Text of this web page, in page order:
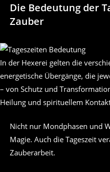
Die Bedeutung der
Zauber
In der Hexerei gelten die
energetische Übergänge, die
– von Schutz und
Heilung und spirituellem
Nicht nur Mondphasen und
Magie. Auch die Tageszeit
Zauberarbeit.